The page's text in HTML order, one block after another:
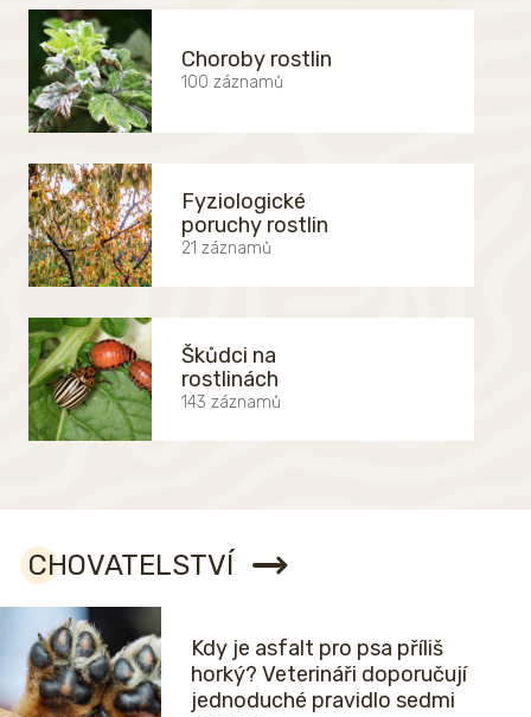
Choroby rostlin
100 záznamů
Fyziologické
poruchy rostlin
21 záznamů
Škůdci na
rostlinách
143 záznamů
CHOVATELSTVÍ
Kdy je asfalt pro psa příliš
horký? Veterináři doporučují
jednoduché pravidlo sedmi